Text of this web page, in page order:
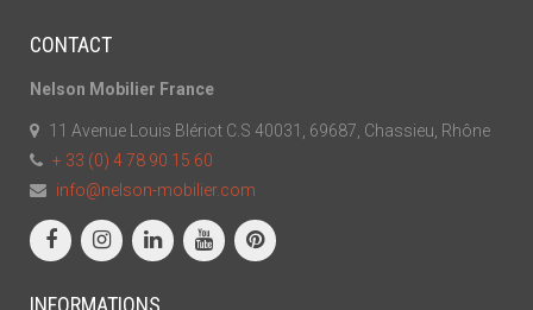
CONTACT
Nelson Mobilier France
11 Avenue Louis Blériot C.S 40031, 69687, Chassieu, Rhône
+ 33 (0) 4 78 90 15 60
info@nelson-mobilier.com
INFORMATIONS